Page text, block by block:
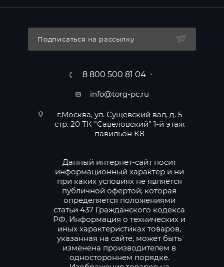
Подписаться на рассылку
8 800 500 81 04
info@torg-pc.ru
г.Москва, ул. Сущевский вал, д. 5
стр. 20 ТК "Савеловский" 1-й этаж
павильон К8
Данный интернет-сайт носит
информационный характер и ни
при каких условиях не является
публичной офертой, которая
определяется положениями
статьи 437 Гражданского кодекса
РФ. Информация о технических и
иных характеристиках товаров,
указанная на сайте, может быть
изменена производителем в
одностороннем порядке.